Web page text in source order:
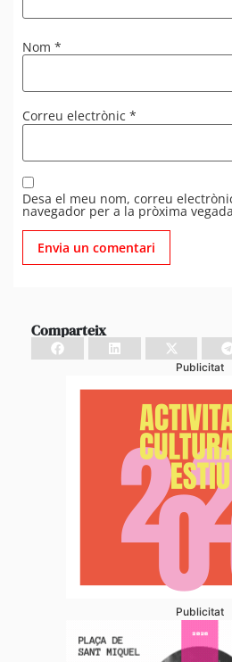
Nom *
Correu electrònic *
Desa el meu nom, correu
navegador per a la pròxima
Comparteix
Publicitat
Publicitat